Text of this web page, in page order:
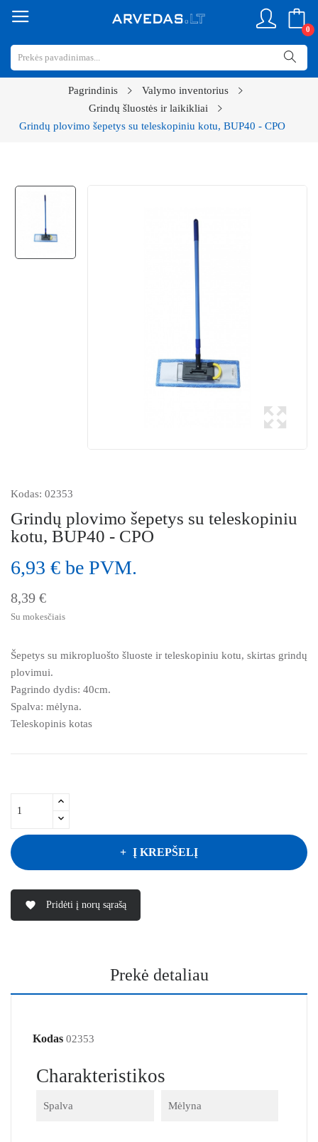
0
Pagrindinis
Valymo inventorius
Grindų šluostės ir laikikliai
Grindų plovimo šepetys su teleskopiniu kotu, BUP40 - CPO
Kodas: 02353
Grindų plovimo šepetys su teleskopiniu
kotu, BUP40 - CPO
6,93 € be PVM.
8,39 €
Su mokesčiais
Šepetys su mikropluošto šluoste ir teleskopiniu kotu, skirtas grindų
plovimui.
Pagrindo dydis: 40cm.
Spalva: mėlyna.
Teleskopinis kotas
Į KREPŠELĮ
favorite Pridėti į norų sąrašą
Prekė detaliau
Kodas 02353
Charakteristikos
Spalva Mėlyna